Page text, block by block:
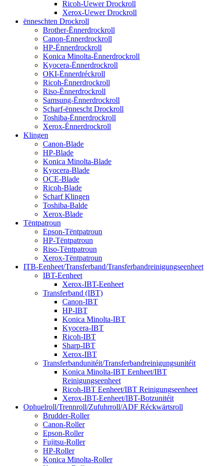
Ricoh-Uewer Drockroll
Xerox-Uewer Drockroll
ënneschten Drockroll
Brother-Ënnerdrockroll
Canon-Ënnerdrockroll
HP-Ënnerdrockroll
Konica Minolta-Ënnerdrockroll
Kyocera-Ënnerdrockroll
OKI-Ënnerdréckroll
Ricoh-Ënnerdrockroll
Riso-Ënnerdrockroll
Samsung-Ënnerdrockroll
Scharf-ënnescht Drockroll
Toshiba-Ënnerdrockroll
Xerox-Ënnerdrockroll
Klingen
Canon-Blade
HP-Blade
Konica Minolta-Blade
Kyocera-Blade
OCE-Blade
Ricoh-Blade
Scharf Klingen
Toshiba-Balde
Xerox-Blade
Tëntpatroun
Epson-Tëntpatroun
HP-Tëntpatroun
Riso-Tëntpatroun
Xerox-Tëntpatroun
ITB-Eenheet/Transferband/Transferbandreinigungseenheet
IBT-Eenheet
Xerox-IBT-Eenheet
Transferband (IBT)
Canon-IBT
HP-IBT
Konica Minolta-IBT
Kyocera-IBT
Ricoh-IBT
Sharp-IBT
Xerox-IBT
Transferbandunitéit/Transferbandreinigungsunitéit
Konica Minolta-IBT Eenheet/IBT
Reinigungseenheet
Ricoh-IBT Eenheet/IBT Reinigungseenheet
Xerox-IBT-Eenheet/IBT-Botzunitéit
Ophuelroll/Trennroll/Zufuhrroll/ADF Réckwärtsroll
Brudder-Roller
Canon-Roller
Epson-Roller
Fujitsu-Roller
HP-Roller
Konica Minolta-Roller